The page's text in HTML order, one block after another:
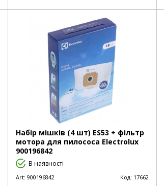
Набір мішків (4 шт) ES53 + фільтр
мотора для пилососа Electrolux
900196842
В наявності
Art: 900196842 Код: 17662